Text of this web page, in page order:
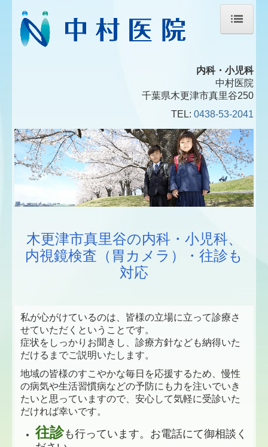
ホーム
生活習慣病
交通案内
内科・小児科
中村医院
千葉県木更津市真里谷250
TEL: 0438-53-2041
木更津市真里谷の内科・小児科、
内視鏡検査（胃カメラ）・往診も
対応
私が心がけているのは、皆様の立場に立って診療さ
せていただくということです。
症状をしっかりお聞きし、診療方針なども納得いた
だけるまでご説明いたします。
地域の皆様のすこやかな毎日を応援するため、慢性
の病気や生活習慣病などの予防にも力を注いでいき
たいと思っていますので、安心して気軽に受診いた
だければ幸いです。
往診も行っています。お電話にて御相談く